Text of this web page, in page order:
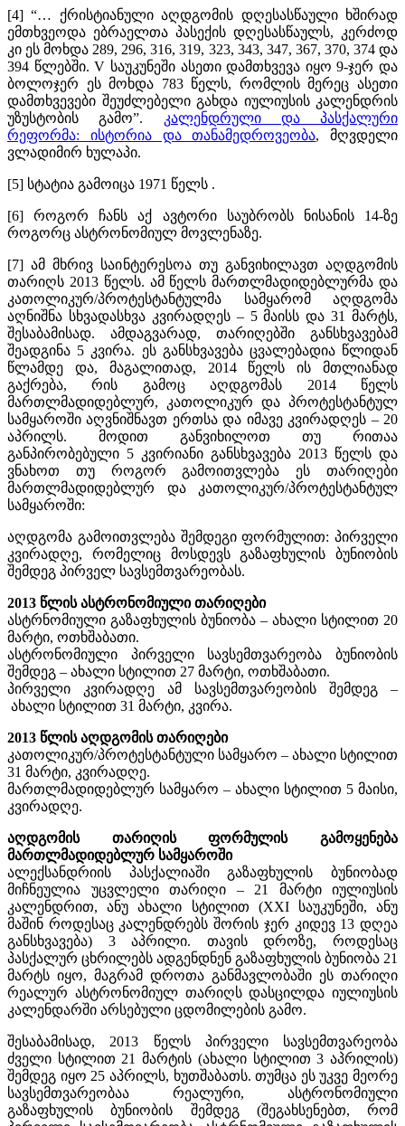
[4] “… ქრისტიანული აღდგომის დღესასწაული ხშირად
ემთხვეოდა ებრაელთა პასექის დღესასწაულს, კერძოდ
კი ეს მოხდა 289, 296, 316, 319, 323, 343, 347, 367, 370, 374 და
394 წლებში. V საუკუნეში ასეთი დამთხვევა იყო 9-ჯერ და
ბოლოჯერ ეს მოხდა 783 წელს, რომლის მერეც ასეთი
დამთხვევები შეუძლებელი გახდა იულიუსის კალენდრის
უზუსტობის გამო”. კალენდრული და პასქალური
რეფორმა: ისტორია და თანამედროვეობა, მღვდელი
ვლადიმირ ხულაპი.
[5] სტატია გამოიცა 1971 წელს .
[6] როგორ ჩანს აქ ავტორი საუბრობს ნისანის 14-ზე
როგორც ასტრონომიულ მოვლენაზე.
[7] ამ მხრივ საინტერესოა თუ განვიხილავთ აღდგომის
თარიღს 2013 წელს. ამ წელს მართლმადიდებლურმა და
კათოლიკურ/პროტესტანტულმა სამყარომ აღდგომა
აღნიშნა სხვადასხვა კვირადღეს – 5 მაისს და 31 მარტს,
შესაბამისად. ამდაგვარად, თარიღებში განსხვავებამ
შეადგინა 5 კვირა. ეს განსხვავება ცვალებადია წლიდან
წლამდე და, მაგალითად, 2014 წელს ის მთლიანად
გაქრება, რის გამოც აღდგომას 2014 წელს
მართლმადიდებლურ, კათოლიკურ და პროტესტანტულ
სამყაროში აღვნიშნავთ ერთსა და იმავე კვირადღეს – 20
აპრილს. მოდით განვიხილოთ თუ რითაა
განპირობებული 5 კვირიანი განსხვავება 2013 წელს და
ვნახოთ თუ როგორ გამოითვლება ეს თარიღები
მართლმადიდებლურ და კათოლიკურ/პროტესტანტულ
სამყაროში:
აღდგომა გამოითვლება შემდეგი ფორმულით: პირველი
კვირადღე, რომელიც მოსდევს გაზაფხულის ბუნიობის
შემდეგ პირველ სავსემთვარეობას.
2013 წლის ასტრონომიული თარიღები
ასტრნომიული გაზაფხულის ბუნიობა – ახალი სტილით 20
მარტი, ოთხშაბათი.
ასტრონომიული პირველი სავსემთვარეობა ბუნიობის
შემდეგ – ახალი სტილით 27 მარტი, ოთხშაბათი.
პირველი კვირადღე ამ სავსემთვარეობის შემდეგ –
ახალი სტილით 31 მარტი, კვირა.
2013 წლის აღდგომის თარიღები
კათოლიკურ/პროტესტანტული სამყარო – ახალი სტილით
31 მარტი, კვირადღე.
მართლმადიდებლურ სამყარო – ახალი სტილით 5 მაისი,
კვირადღე.
აღდგომის თარიღის ფორმულის გამოყენება
მართლმადიდებლურ სამყაროში
ალექსანდრიის პასქალიაში გაზაფხულის ბუნიობად
მიჩნეულია უცვლელი თარიღი – 21 მარტი იულიუსის
კალენდრით, ანუ ახალი სტილით (XXI საუკუნეში, ანუ
მაშინ როდესაც კალენდრებს შორის ჯერ კიდევ 13 დღეა
განსხვავება) 3 აპრილი. თავის დროზე, როდესაც
პასქალურ ცხრილებს ადგენდნენ გაზაფხულის ბუნიობა 21
მარტს იყო, მაგრამ დროთა განმავლობაში ეს თარიღი
რეალურ ასტრონომიულ თარიღს დასცილდა იულიუსის
კალენდარში არსებული ცდომილების გამო.
შესაბამისად, 2013 წელს პირველი სავსემთვარეობა
ძველი სტილით 21 მარტის (ახალი სტილით 3 აპრილის)
შემდეგ იყო 25 აპრილს, ხუთშაბათს. თუმცა ეს უკვე მეორე
სავსემთვარეობაა რეალური, ასტრონომიული
გაზაფხულის ბუნიობის შემდეგ (შეგახსენებთ, რომ